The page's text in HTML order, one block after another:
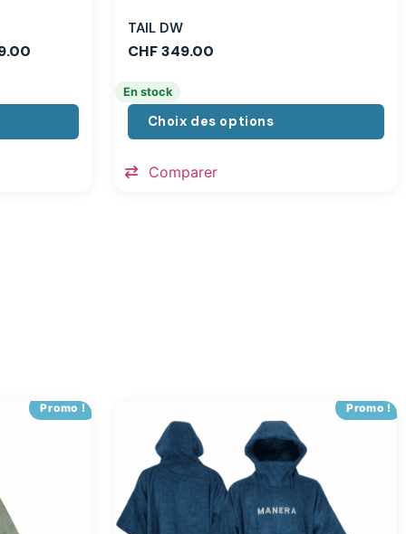
TAIL DW
CHF349.00
En stock
Choix des options
Comparer
Promo ! Promo !